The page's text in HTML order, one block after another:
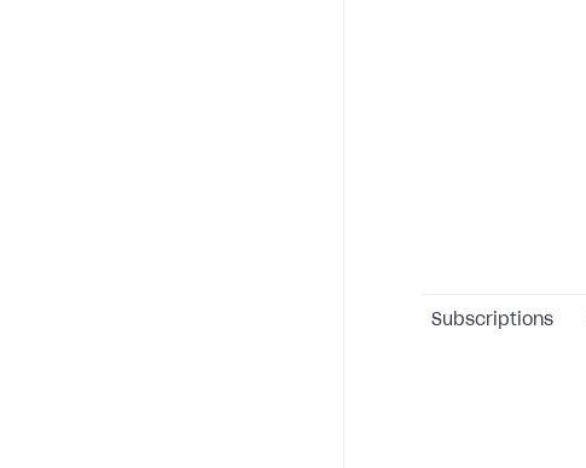
Subscriptions